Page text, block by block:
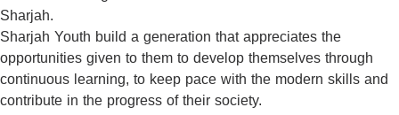
Sharjah.
Sharjah Youth build a generation that appreciates the
opportunities given to them to develop themselves through
continuous learning, to keep pace with the modern skills and
contribute in the progress of their society.